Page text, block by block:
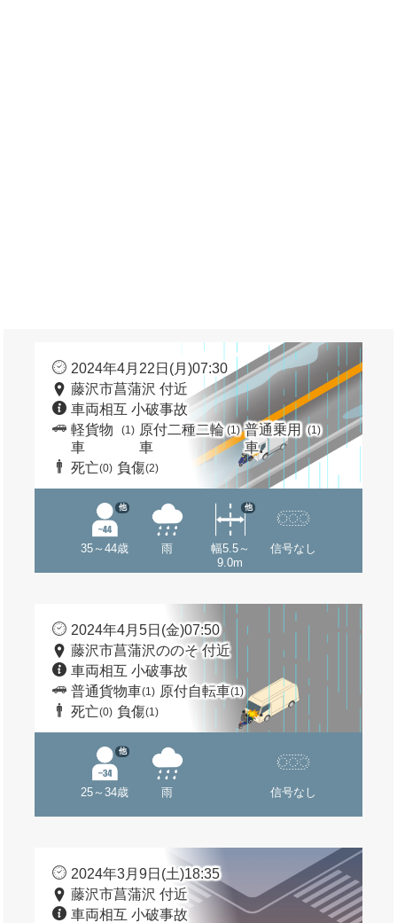
2024年4月22日(月)07:30
藤沢市菖蒲沢 付近
車両相互 小破事故
軽貨物
車
(1) 原付二種二輪
車
(1) 普通乗用
車
(1)
死亡(0) 負傷(2)
35～44歳
他
雨
幅5.5～
9.0m
他
信号なし
2024年4月5日(金)07:50
藤沢市菖蒲沢ののそ 付近
車両相互 小破事故
普通貨物車(1) 原付自転車(1)
死亡(0) 負傷(1)
25～34歳
他
雨 信号なし
2024年3月9日(土)18:35
藤沢市菖蒲沢 付近
車両相互 小破事故